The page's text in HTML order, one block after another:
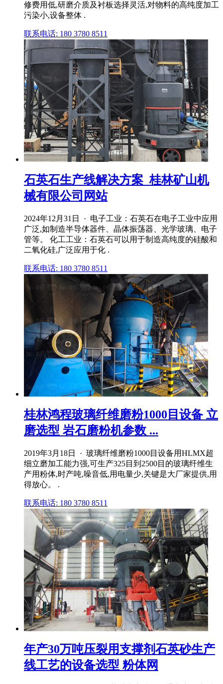
修费用低,研磨介质及衬板选择灵活,对物料的高纯度加工
污染小,设备整体 .
联系电话: 180 3780 8511
石英石生产线解决方案_桂林矿山机
械有限公司网站
2024年12月31日 · 电子工业：石英石在电子工业中应用
广泛,如制造半导体器件、晶体振荡器、光学玻璃、电子
管等。 化工工业：石英石可以用于制造高纯度的硅酸和
二氧化硅,广泛应用于化 .
联系电话: 180 3780 8511
桂林鸿程玻璃纤维磨粉1000目设备 立
磨选型 岩石磨粉机参数 ...
2019年3月18日 · 玻璃纤维磨粉1000目设备用HLMX超
细立磨加工能力强,可生产325目到2500目的玻璃纤维生
产用粉体,时产吨,噪音低,用电量少,关键是大厂家提供,用
得放心。 .
联系电话: 180 3780 8511
年产30万吨压裂用支撑剂石英砂生产
线工艺的设备选型 粉体网